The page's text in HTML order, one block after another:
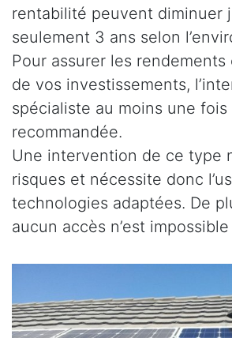
rentabilité peuvent diminuer
seulement 3 ans selon
Pour assurer les
de vos investissements,
spécialiste au moins une fois
recommandée.
Une intervention de ce type
risques et nécessite donc
technologies adaptées. De
aucun accès n’est impossible